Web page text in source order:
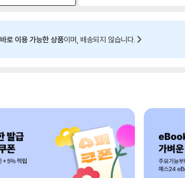
로 이용 가능한 상품이며, 배송되지 않습니다.